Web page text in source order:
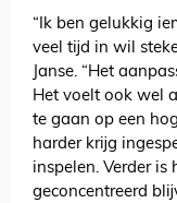
“Ik ben gelukkig
veel tijd in wil
Janse. “Het
Het voelt ook wel
te gaan op een
harder krijg
inspelen. Verder is
geconcentreerd